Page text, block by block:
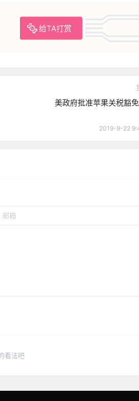
给TA打赏
美政府批准苹果关税豁
2019-9-22
看法吧